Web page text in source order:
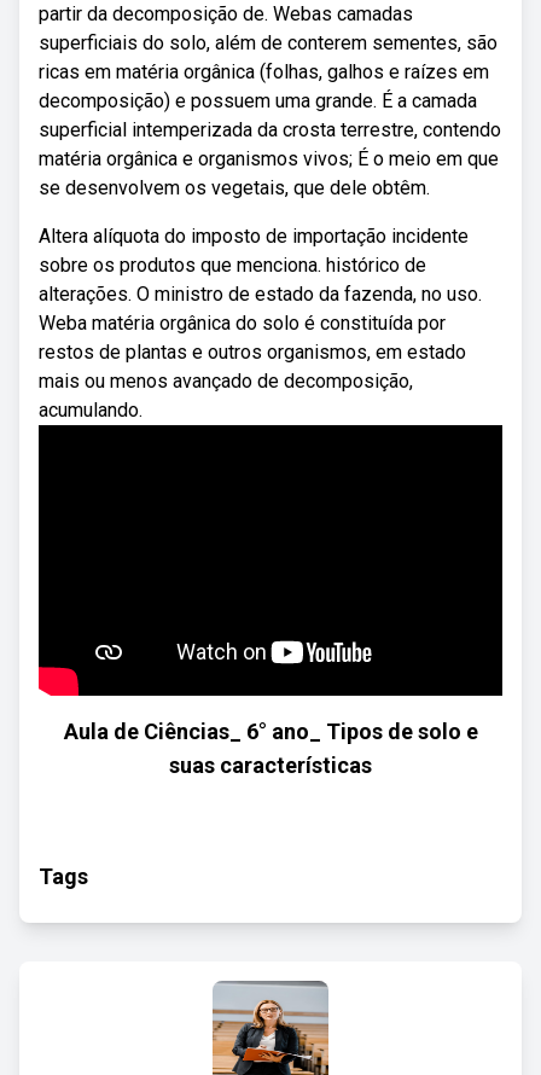
partir da decomposição de. Webas camadas
superficiais do solo, além de conterem sementes, são
ricas em matéria orgânica (folhas, galhos e raízes em
decomposição) e possuem uma grande. É a camada
superficial intemperizada da crosta terrestre, contendo
matéria orgânica e organismos vivos; É o meio em que
se desenvolvem os vegetais, que dele obtêm.
Altera alíquota do imposto de importação incidente
sobre os produtos que menciona. histórico de
alterações. O ministro de estado da fazenda, no uso.
Weba matéria orgânica do solo é constituída por
restos de plantas e outros organismos, em estado
mais ou menos avançado de decomposição,
acumulando.
Aula de Ciências_ 6° ano_ Tipos de solo e
suas características
Tags